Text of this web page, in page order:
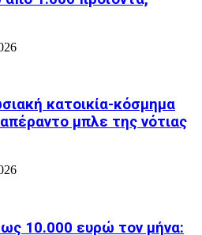
κατοικία-κόσμημα
μπλε της νότιας
10.000 ευρώ τον μήνα: